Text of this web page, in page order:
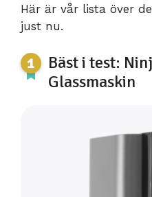
Här är vår lista över
just nu.
Bäst i test:
Glassmaskin